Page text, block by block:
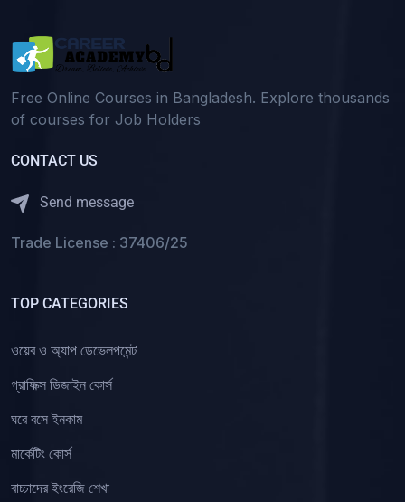
Free Online Courses in Bangladesh. Explore thousands
of courses for Job Holders
CONTACT US
Send message
Trade License : 37406/25
TOP CATEGORIES
ওয়েব ও অ্যাপ ডেভেলপমেন্ট
গ্রাফিক্স ডিজাইন কোর্স
ঘরে বসে ইনকাম
মার্কেটিং কোর্স
বাচ্চাদের ইংরেজি শেখা